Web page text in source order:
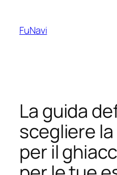
content
FuNavi
La guida
scegliere
per il